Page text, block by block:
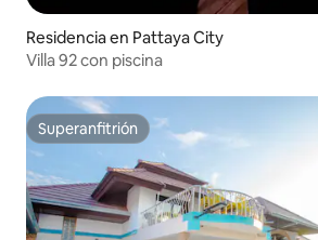
Residencia en Pattaya City
Villa 92 con piscina
Superanfitrión
Superanfitrión